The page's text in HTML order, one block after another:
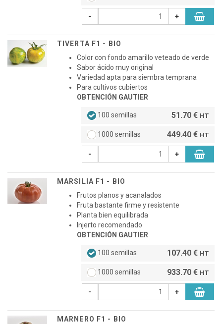
- +
TIVERTA F1 - BIO
Color con fondo amarillo veteado de verde
Sabor ácido muy original
Variedad apta para siembra temprana
Para cultivos cubiertos
OBTENCIÓN GAUTIER
100 semillas 51.70 € HT
1000 semillas 449.40 € HT
- +
MARSILIA F1 - BIO
Frutos planos y acanalados
Fruta bastante firme y resistente
Planta bien equilibrada
Injerto recomendado
OBTENCIÓN GAUTIER
100 semillas 107.40 € HT
1000 semillas 933.70 € HT
- +
MARNERO F1 - BIO